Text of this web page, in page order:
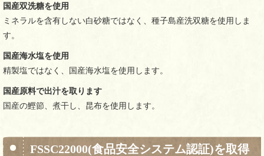
国産双洗糖を使用
ミネラルを含有しない白砂糖ではなく、種子島産洗双糖を使用しま
す。
国産海水塩を使用
精製塩ではなく、国産海水塩を使用します。
国産原料で出汁を取ります
国産の鰹節、煮干し、昆布を使用します。
FSSC22000(食品安全システム認証)を取得